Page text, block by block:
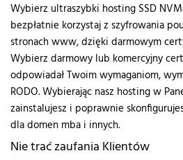
Wybierz ultraszybki hosting SSD
bezpłatnie korzystaj z szyfrowania
stronach www, dzięki darmowym
Wybierz darmowy lub komercyjny
odpowiadał Twoim wymaganiom,
RODO. Wybierając nasz hosting w
zainstalujesz i poprawnie
dla domen mba i innych.
Nie trać zaufania Klientów